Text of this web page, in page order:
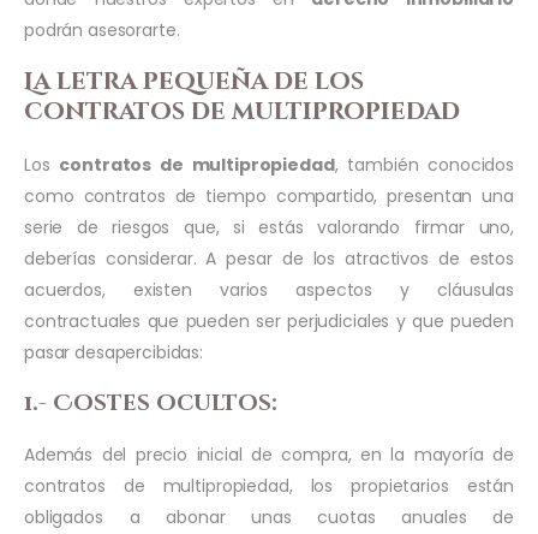
podrán asesorarte.
La letra pequeña de los
contratos de multipropiedad
Los contratos de multipropiedad, también conocidos
como contratos de tiempo compartido, presentan una
serie de riesgos que, si estás valorando firmar uno,
deberías considerar. A pesar de los atractivos de estos
acuerdos, existen varios aspectos y cláusulas
contractuales que pueden ser perjudiciales y que pueden
pasar desapercibidas:
1.- Costes ocultos:
Además del precio inicial de compra, en la mayoría de
contratos de multipropiedad, los propietarios están
obligados a abonar unas cuotas anuales de